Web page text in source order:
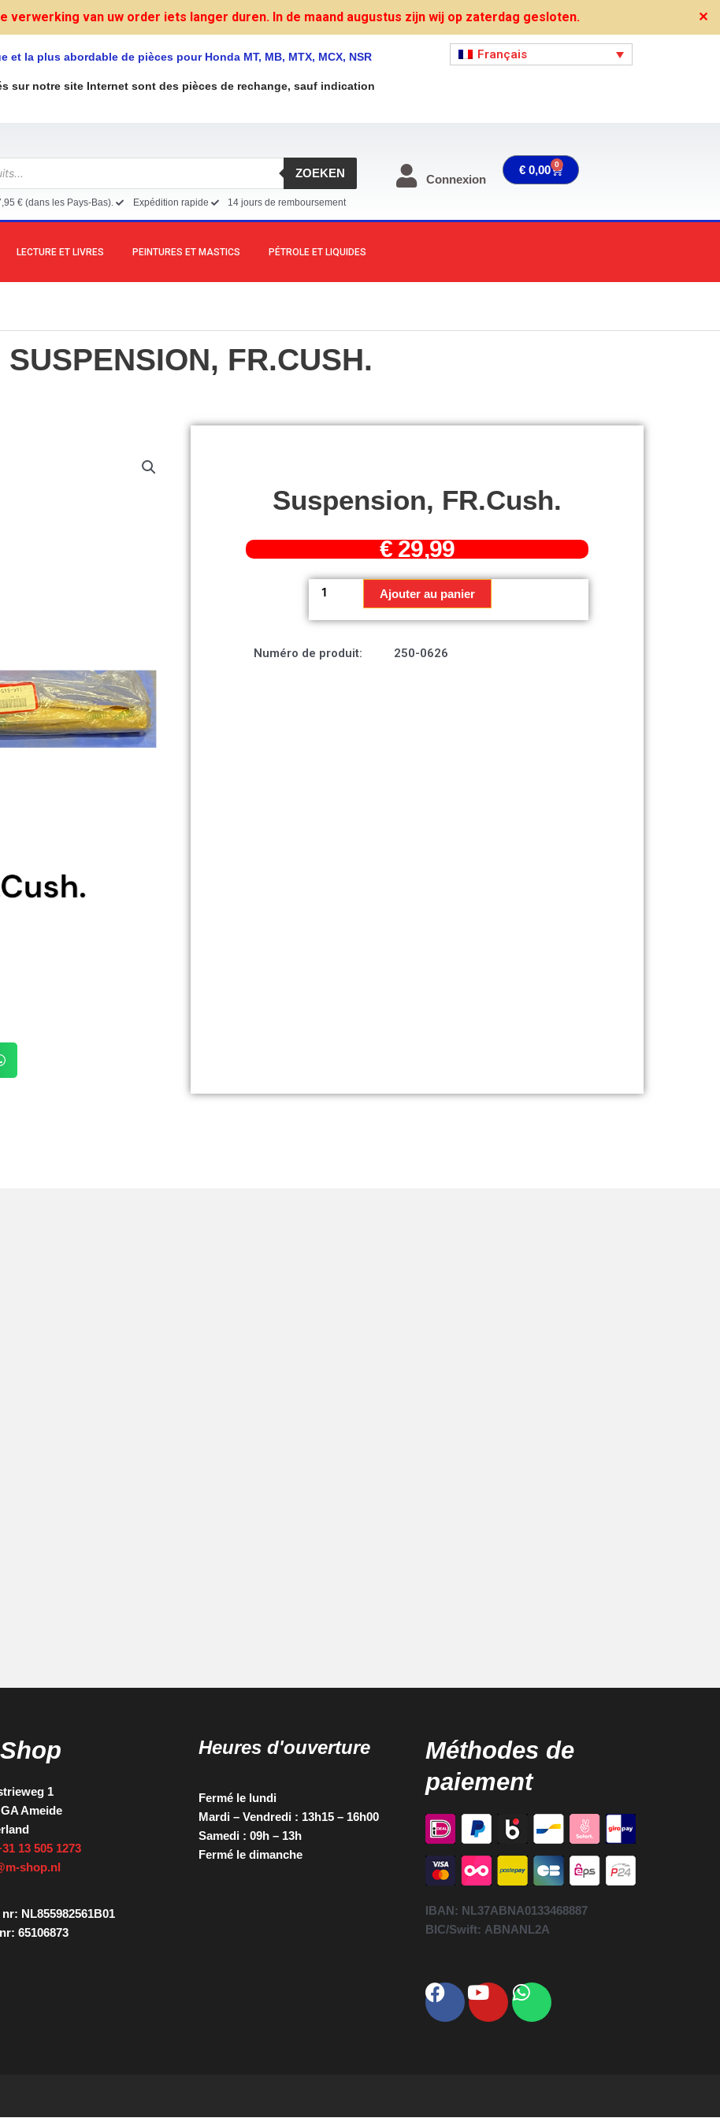
verwerking van uw order iets langer duren. In de maand augustus zijn wij op zaterdag gesloten. ✕
et la plus abordable de pièces pour Honda MT, MB, MTX, MCX, NSR
sur notre site Internet sont des pièces de rechange, sauf indication
Français
ZOEKEN
€ (dans les Pays-Bas). Expédition rapide 14 jours de remboursement
Connexion
€ 0,00 0 Panier
LECTURE ET LIVRES PEINTURES ET MASTICS PÉTROLE ET LIQUIDES
SUSPENSION, FR.CUSH.
Suspension, FR.Cush.
€29,99
quantité
Suspension,
Ajouter au panier
Numéro de produit: 250-0626
1
Ameide
13 505 1273
shop.nl
nr: NL855982561B01
65106873
Heures d'ouverture
Fermé le lundi
Mardi – Vendredi : 13h15 – 16h00
Samedi : 09h – 13h
Fermé le dimanche
Méthodes de
paiement
IBAN: NL37ABNA0133468887
BIC/Swift: ABNANL2A
Facebook
YoutubeWhatsapp